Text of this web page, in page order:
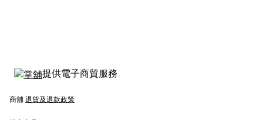
提供電子商貿服務
商舖 退貨及退款政策